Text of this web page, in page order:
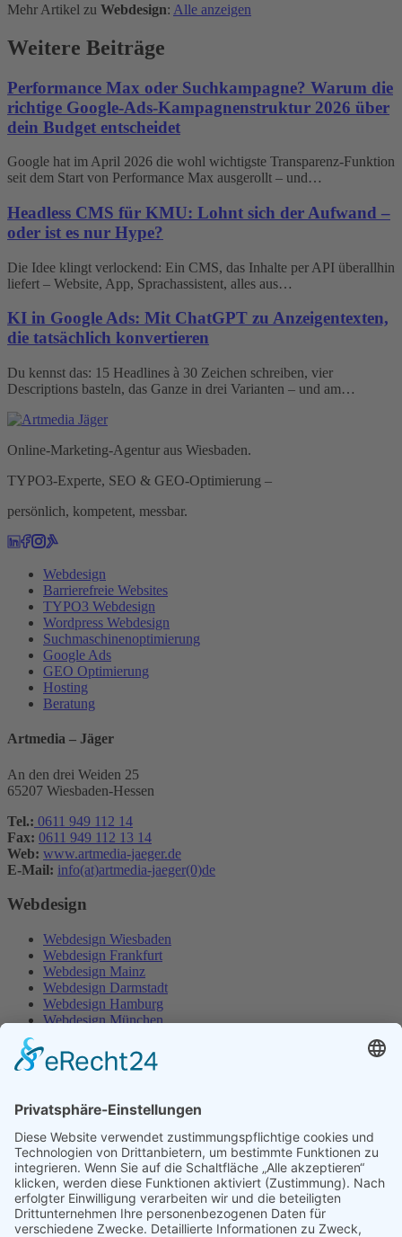
Mehr Artikel zu Webdesign: Alle anzeigen
Weitere Beiträge
Performance Max oder Suchkampagne? Warum die
richtige Google-Ads-Kampagnenstruktur 2026 über
dein Budget entscheidet
Google hat im April 2026 die wohl wichtigste Transparenz-Funktion
seit dem Start von Performance Max ausgerollt – und…
Headless CMS für KMU: Lohnt sich der Aufwand –
oder ist es nur Hype?
Die Idee klingt verlockend: Ein CMS, das Inhalte per API überallhin
liefert – Website, App, Sprachassistent, alles aus…
KI in Google Ads: Mit ChatGPT zu Anzeigentexten,
die tatsächlich konvertieren
Du kennst das: 15 Headlines à 30 Zeichen schreiben, vier
Descriptions basteln, das Ganze in drei Varianten – und am…
Online-Marketing-Agentur aus Wiesbaden.
TYPO3-Experte, SEO & GEO-Optimierung –
persönlich, kompetent, messbar.
Webdesign
Barrierefreie Websites
TYPO3 Webdesign
Wordpress Webdesign
Suchmaschinenoptimierung
Google Ads
GEO Optimierung
Hosting
Beratung
Artmedia – Jäger
An den drei Weiden 25
65207 Wiesbaden-Hessen
Tel.: 0611 949 112 14
Fax: 0611 949 112 13 14
Web: www.artmedia-jaeger.de
E-Mail: info(at)artmedia-jaeger(0)de
Webdesign
Webdesign Wiesbaden
Webdesign Frankfurt
Webdesign Mainz
Webdesign Darmstadt
Webdesign Hamburg
Webdesign München
Webdesign Mannheim
Webdesign Augsburg
Webdesign Münster
Webdesign Offenburg
Webdesign Karlsruhe
Webdesign Detmold
SEO Agentur
SEO Agentur Wiesbaden